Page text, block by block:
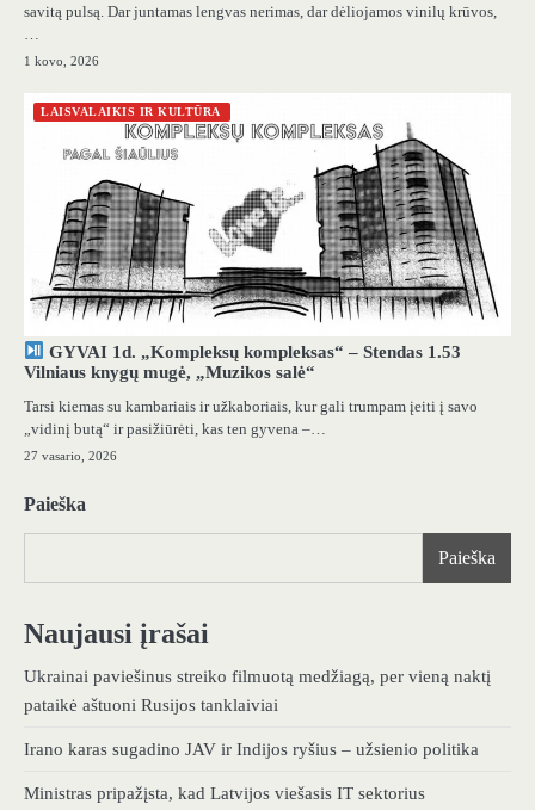
savitą pulsą. Dar juntamas lengvas nerimas, dar dėliojamos vinilų krūvos,
…
1 kovo, 2026
LAISVALAIKIS IR KULTŪRA
GYVAI 1d. „Kompleksų kompleksas“ – Stendas 1.53
Vilniaus knygų mugė, „Muzikos salė“
Tarsi kiemas su kambariais ir užkaboriais, kur gali trumpam įeiti į savo
„vidinį butą“ ir pasižiūrėti, kas ten gyvena –…
27 vasario, 2026
Paieška
Paieška
Naujausi įrašai
Ukrainai paviešinus streiko filmuotą medžiagą, per vieną naktį
pataikė aštuoni Rusijos tanklaiviai
Irano karas sugadino JAV ir Indijos ryšius – užsienio politika
Ministras pripažįsta, kad Latvijos viešasis IT sektorius